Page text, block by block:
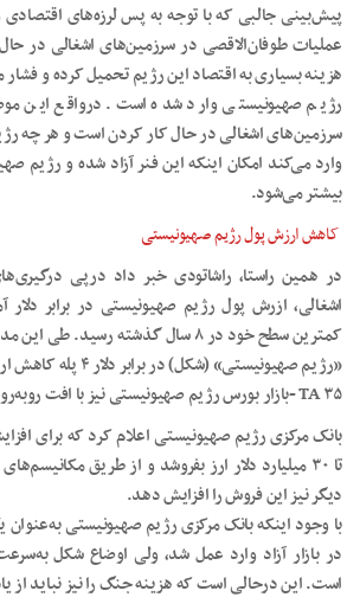
پیش‌بینی جالبی که با توجه به پس لرزه‌های
عملیات طوفان‌الاقصی در سرزمین‌های اشغالی در
هزینه بسیاری به اقتصاد این رژیم تحمیل کرده و فشار
رژیم صهیونیستی وارد شده است. درواقع این
سرزمین‌های اشغالی در حال کار کردن است و هر چه
وارد می‌کند امکان اینکه این فنر آزاد شده و رژیم
بیشتر می‌شود.
کاهش ارزش پول رژیم صهیونیستی
در همین راستا، راشاتودی خبر داد درپی
اشغالی، ازرش پول رژیم صهیونیستی در برابر
کمترین سطح خود در ۸ سال گذشته
«رژیم صهیونیستی»
۳۵ TA -بازار بورس رژیم صهیونیستی نیز با افت رو‌به‌رو شد.
بانک مرکزی رژیم صهیونیستی اعلام کرد که برای
دیگر نیز این فروش را افزایش دهد.
با وجود اینکه بانک مرکزی رژیم صهیونیستی
در بازار آزاد وارد عمل شد، ولی اوضاع شکل
است. این درحالی است که هزینه جنگ را نیز نباید از